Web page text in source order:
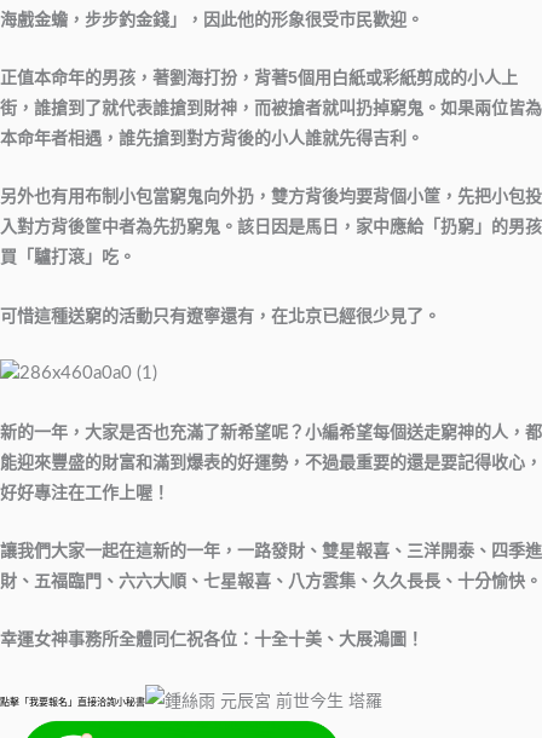
海戲金蟾，步步釣金錢」，因此他的形象很受市民歡迎。
正值本命年的男孩，著劉海打扮，背著5個用白紙或彩紙剪成的小人上
街，誰搶到了就代表誰搶到財神，而被搶者就叫扔掉窮鬼。如果兩位皆為
本命年者相遇，誰先搶到對方背後的小人誰就先得吉利。
另外也有用布制小包當窮鬼向外扔，雙方背後均要背個小筐，先把小包投
入對方背後筐中者為先扔窮鬼。該日因是馬日，家中應給「扔窮」的男孩
買「驢打滾」吃。
可惜這種送窮的活動只有遼寧還有，在北京已經很少見了。
新的一年，大家是否也充滿了新希望呢？小編希望每個送走窮神的人，都
能迎來豐盛的財富和滿到爆表的好運勢，不過最重要的還是要記得收心，
好好專注在工作上喔！
讓我們大家一起在這新的一年，一路發財、雙星報喜、三洋開泰、四季進
財、五福臨門、六六大順、七星報喜、八方雲集、久久長長、十分愉快。
幸運女神事務所全體同仁祝各位：十全十美、大展鴻圖！
點擊「我要報名」直接洽詢小秘書